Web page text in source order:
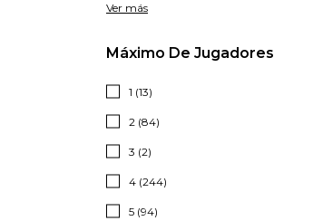
Ver más
Máximo De Jugadores
1 (13)
2 (84)
3 (2)
4 (244)
5 (94)